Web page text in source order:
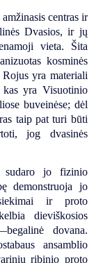
centras ir
Dvasios, ir jų
vieta. Šita
kosminės
yra materiali
kas yra Visuotinio
buveinėse; dėl
taip pat turi būti
jog dvasinės
sudaro jo fizinio
demonstruoja jo
ir proto
dieviškosios
dovana.
ansamblio
ribinio proto